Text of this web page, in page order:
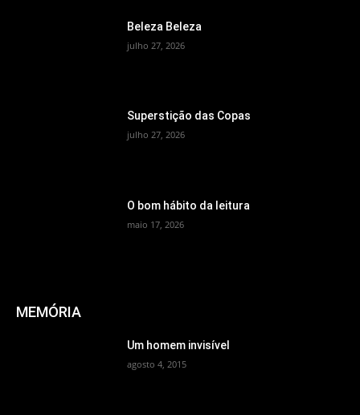
Beleza Beleza
julho 27, 2026
Superstição das Copas
julho 27, 2026
O bom hábito da leitura
maio 17, 2026
MEMÓRIA
Um homem invisível
agosto 4, 2015